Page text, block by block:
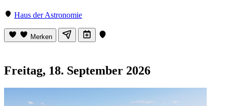
Haus der Astronomie
Merken
Freitag, 18. September 2026